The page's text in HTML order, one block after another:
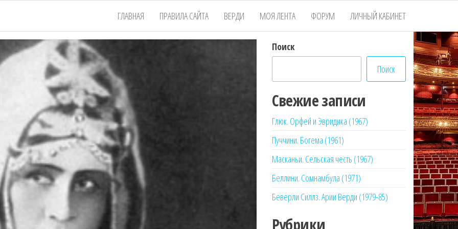
ГЛАВНАЯ ПРАВИЛА САЙТА ВЕРДИ МОЯ ЛЕНТА ФОРУМ ЛИЧНЫЙ КАБИНЕТ
Поиск
Поиск
Свежие записи
Глюк. Орфей и Эвридика (1967)
Пуччини. Богема (1961)
Масканьи. Сельская честь (1967)
Беллини. Сомнамбула (1971)
Беверли Силлз. Арии Верди (1979-85)
Рубрики